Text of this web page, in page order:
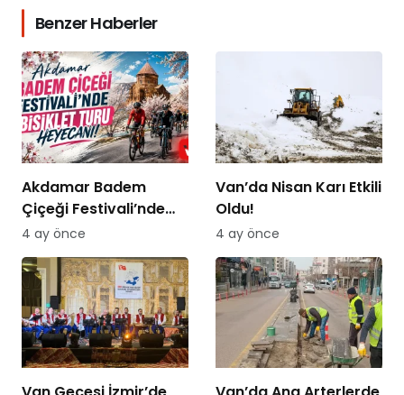
Benzer Haberler
Akdamar Badem
Çiçeği Festivali’nde
Bisiklet Turu Heyecanı
4 ay önce
Van’da Nisan Karı Etkili
Oldu!
4 ay önce